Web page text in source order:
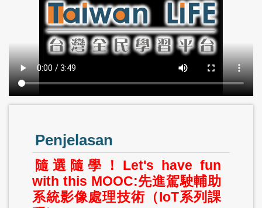
Penjelasan
隨選隨學！Let's have fun
with this MOOC:先進駕駛輔助
系統影像處理技術（IoT系列課